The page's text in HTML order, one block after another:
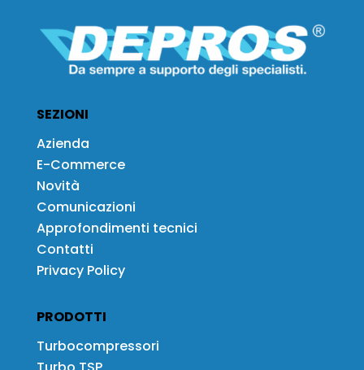
SEZIONI
Azienda
E-Commerce
Novità
Comunicazioni
Approfondimenti tecnici
Contatti
Privacy Policy
PRODOTTI
Turbocompressori